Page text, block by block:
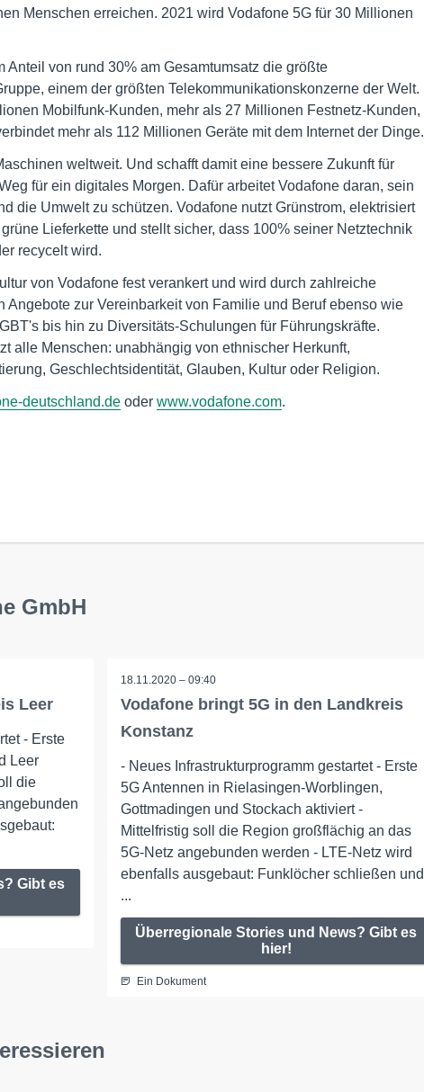
Menschen erreichen. 2021 wird Vodafone 5G für 30 Millionen
Anteil von rund 30% am Gesamtumsatz die größte
einem der größten Telekommunikationskonzerne der Welt.
Mobilfunk-Kunden, mehr als 27 Millionen Festnetz-Kunden,
mehr als 112 Millionen Geräte mit dem Internet der Dinge.
weltweit. Und schafft damit eine bessere Zukunft für
für ein digitales Morgen. Dafür arbeitet Vodafone daran, sein
die Umwelt zu schützen. Vodafone nutzt Grünstrom, elektrisiert
Lieferkette und stellt sicher, dass 100% seiner Netztechnik
recycelt wird.
von Vodafone fest verankert und wird durch zahlreiche
Angebote zur Vereinbarkeit von Familie und Beruf ebenso wie
bis hin zu Diversitäts-Schulungen für Führungskräfte.
alle Menschen: unabhängig von ethnischer Herkunft,
Geschlechtsidentität, Glauben, Kultur oder Religion.
deutschland.de oder www.vodafone.com.
GmbH
Leer
- Erste
Leer
die
Gibt es
18.11.2020 – 09:40
Vodafone bringt 5G in den Landkreis
Konstanz
- Neues Infrastrukturprogramm gestartet - Erste
5G Antennen in Rielasingen-Worblingen,
Gottmadingen und Stockach aktiviert -
Mittelfristig soll die Region großflächig an das
5G-Netz angebunden werden - LTE-Netz wird
ebenfalls ausgebaut: Funklöcher schließen und
...
Überregionale Stories und News? Gibt es
hier!
Ein Dokument